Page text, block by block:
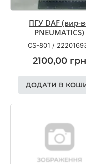
ПГУ DAF (вир-
PNEUMATICS)
CS-801 /
2100,00 грн
ДОДАТИ В